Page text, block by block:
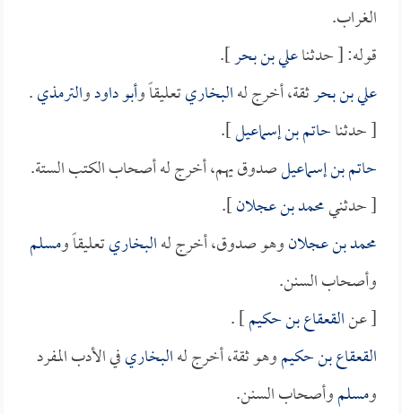
الغراب.
قوله: [ حدثناعلي بن بحر].
علي بن بحرثقة، أخرج لهالبخاريتعليقاً وأبو داودوالترمذي.
[ حدثناحاتم بن إسماعيل].
حاتم بن إسماعيلصدوق يهم، أخرج له أصحاب الكتب الستة.
[ حدثنيمحمد بن عجلان].
محمد بن عجلانوهو صدوق، أخرج لهالبخاريتعليقاً ومسلم
وأصحاب السنن.
[ عنالقعقاع بن حكيم] .
القعقاع بن حكيموهو ثقة، أخرج لهالبخاريفي الأدب المفرد
ومسلموأصحاب السنن.